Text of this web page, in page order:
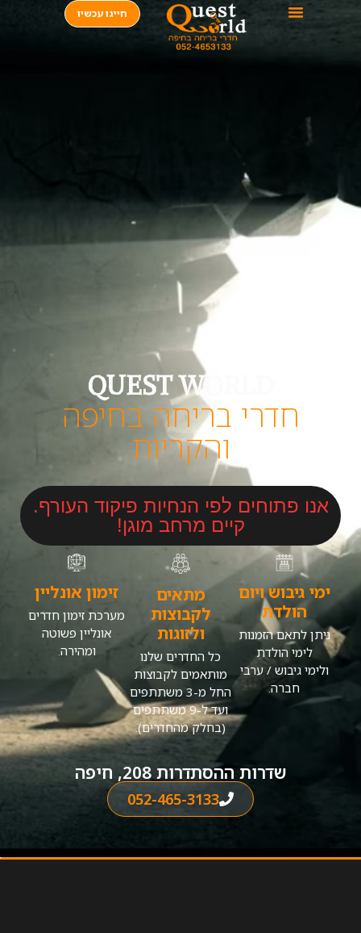
חייגו עכשיו
QUEST WORLD
חדרי בריחה בחיפה
והקריות
אנו פתוחים לפי הנחיות פיקוד העורף.
קיים מרחב מוגן!
ימי גיבוש ויום
הולדת
ניתן לתאם הזמנות
לימי הולדת
ולימי גיבוש / ערבי
חברה.
מתאים
לקבוצות
ולזוגות
כל החדרים שלנו
מותאמים לקבוצות
החל מ-3 משתתפים
ועד ל-9 משתתפים
(בחלק מהחדרים).
זימון אונליין
מערכת זימון חדרים
אונליין פשוטה
ומהירה.
שדרות ההסתדרות 208, חיפה
052-465-3133